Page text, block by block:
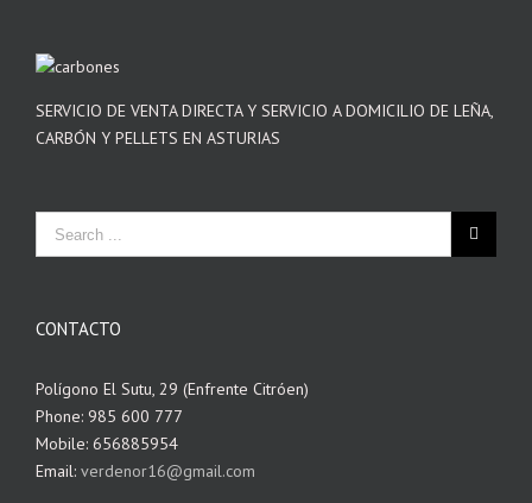
SERVICIO DE VENTA DIRECTA Y SERVICIO A DOMICILIO DE LEÑA,
CARBÓN Y PELLETS EN ASTURIAS
CONTACTO
Polígono El Sutu, 29 (Enfrente Citróen)
Phone: 985 600 777
Mobile: 656885954
Email: verdenor16@gmail.com